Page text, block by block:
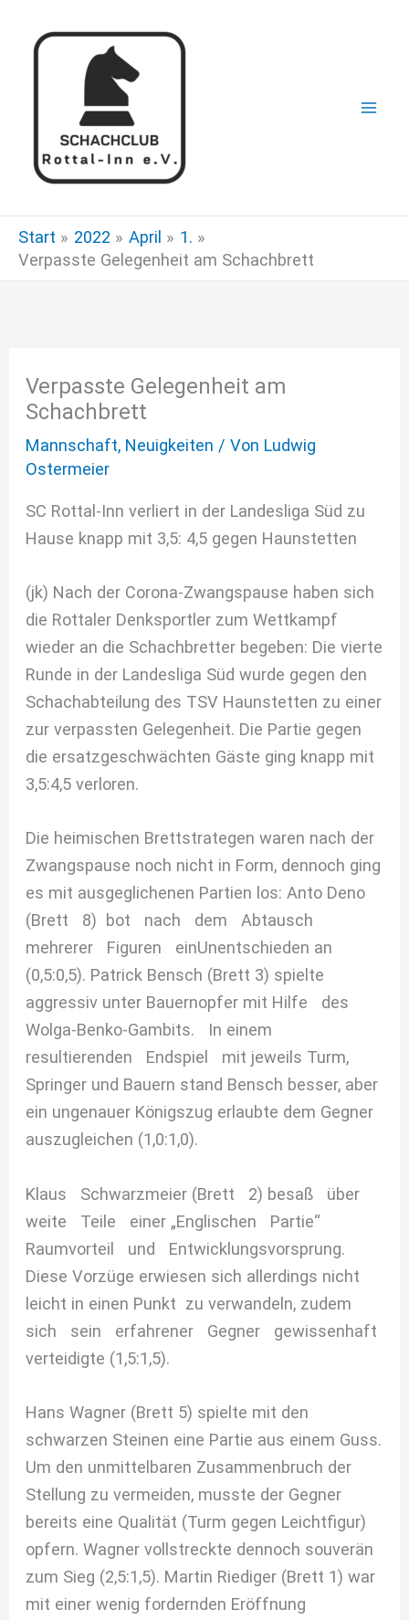
Inhalt
Start 2022 April
1.
Verpasste Gelegenheit am Schachbrett
Verpasste Gelegenheit am
Schachbrett
Mannschaft, Neuigkeiten / Von Ludwig
Ostermeier
SC Rottal-Inn verliert in der Landesliga Süd zu
Hause knapp mit 3,5: 4,5 gegen Haunstetten
(jk) Nach der Corona-Zwangspause haben sich
die Rottaler Denksportler zum Wettkampf
wieder an die Schachbretter begeben: Die vierte
Runde in der Landesliga Süd wurde gegen den
Schachabteilung des TSV Haunstetten zu einer
zur verpassten Gelegenheit. Die Partie gegen
die ersatzgeschwächten Gäste ging knapp mit
3,5:4,5 verloren.
Die heimischen Brettstrategen waren nach der
Zwangspause noch nicht in Form, dennoch ging
es mit ausgeglichenen Partien los: Anto Deno
(Brett 8) bot nach dem Abtausch
mehrerer Figuren einUnentschieden an
(0,5:0,5). Patrick Bensch (Brett 3) spielte
aggressiv unter Bauernopfer mit Hilfe des
Wolga-Benko-Gambits. In einem
resultierenden Endspiel mit jeweils Turm,
Springer und Bauern stand Bensch besser, aber
ein ungenauer Königszug erlaubte dem Gegner
auszugleichen (1,0:1,0).
Klaus Schwarzmeier (Brett 2) besaß über
weite Teile einer „Englischen Partie“
Raumvorteil und Entwicklungsvorsprung.
Diese Vorzüge erwiesen sich allerdings nicht
leicht in einen Punkt zu verwandeln, zudem
sich sein erfahrener Gegner gewissenhaft
verteidigte (1,5:1,5).
Hans Wagner (Brett 5) spielte mit den
schwarzen Steinen eine Partie aus einem Guss.
Um den unmittelbaren Zusammenbruch der
Stellung zu vermeiden, musste der Gegner
bereits eine Qualität (Turm gegen Leichtfigur)
opfern. Wagner vollstreckte dennoch souverän
zum Sieg (2,5:1,5). Martin Riediger (Brett 1) war
mit einer wenig fordernden Eröffnung